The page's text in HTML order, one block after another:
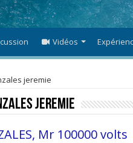
Vidéos
jeremie
jeremie
Mr 100000 volts